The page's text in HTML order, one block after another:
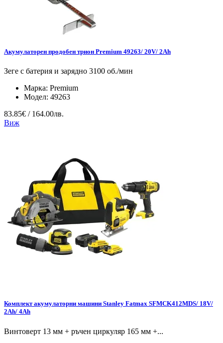
Акумулаторен продобен трион Premium 49263/ 20V/ 2Ah
Зеге с батерия и зарядно 3100 об./мин
Марка: Premium
Модел: 49263
83.85€ / 164.00лв.
Виж
Комплект акумулаторни машини Stanley Fatmax SFMCK412MDS/ 18V/
2Ah/ 4Ah
Винтоверт 13 мм + ръчен циркуляр 165 мм +...